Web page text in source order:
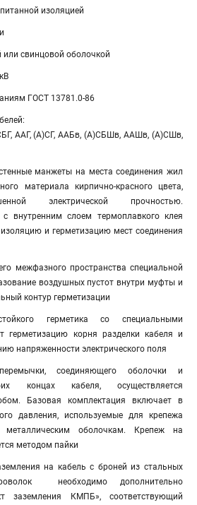
изоляцией
свинцовой оболочкой
ГОСТ 13781.0-86
ААГ, (А)СГ, ААБв, (А)СБШв, ААШв, (А)СШв,
манжеты на места соединения жил
материала кирпично-красного цвета,
электрической прочностью.
внутренним слоем термоплавкого клея
и герметизацию мест соединения
межфазного пространства специальной
воздушных пустот внутри муфты и
контур герметизации
герметика со специальными
герметизацию корня разделки кабеля и
напряженности электрического поля
соединяющего оболочки и
концах кабеля, осуществляется
Базовая комплектация включает в
давления, используемые для крепежа
металлическим оболочкам. Крепеж на
методом пайки
на кабель с броней из стальных
необходимо дополнительно
заземления КМПБ», соответствующий